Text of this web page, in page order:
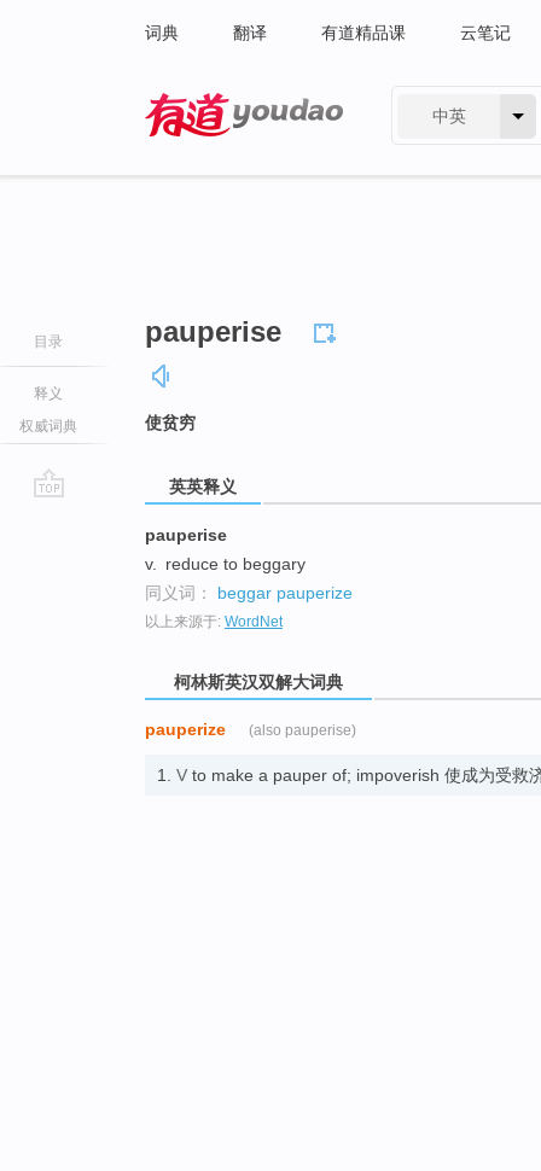
词典 翻译 有道精品课 云笔记
中英
目录
释义
权威词典
pauperise
使贫穷
英英释义
pauperise
v.
reduce to beggary
同义词： beggar pauperize
以上来源于: WordNet
柯林斯英汉双解大词典
pauperize (also pauperise)
1. V to make a pauper of; impoverish 使成为受救